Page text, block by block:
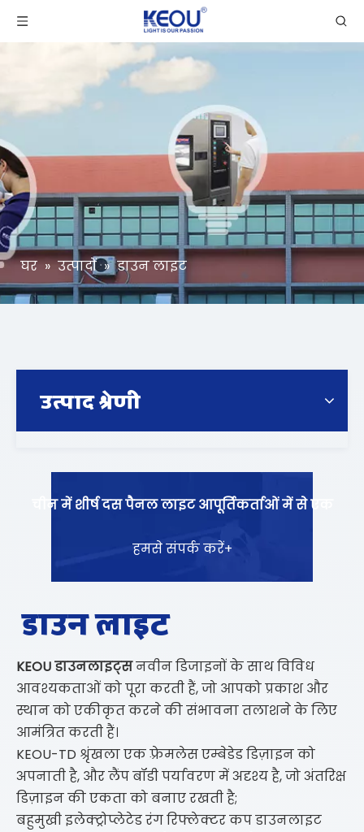
घर » उत्पादों » डाउन लाइट
उत्पाद श्रेणी
चीन में शीर्ष दस पैनल लाइट आपूर्तिकर्ताओं में से एक
हमसे संपर्क करें+
डाउन लाइट
KEOUडाउनलाइट्सनवीन डिजाइनों के साथ विविध
आवश्यकताओं को पूरा करती हैं, जो आपको प्रकाश और
स्थान को एकीकृत करने की संभावना तलाशने के लिए
आमंत्रित करती हैं।
KEOU-TD श्रृंखला एक फ़्रेमलेस एम्बेडेड डिज़ाइन को
अपनाती है, और लैंप बॉडी पर्यावरण में अदृश्य है, जो अंतरिक्ष
डिज़ाइन की एकता को बनाए रखती है;
बहुमुखी इलेक्ट्रोप्लेटेड रंग रिफ्लेक्टर कप डाउनलाइट